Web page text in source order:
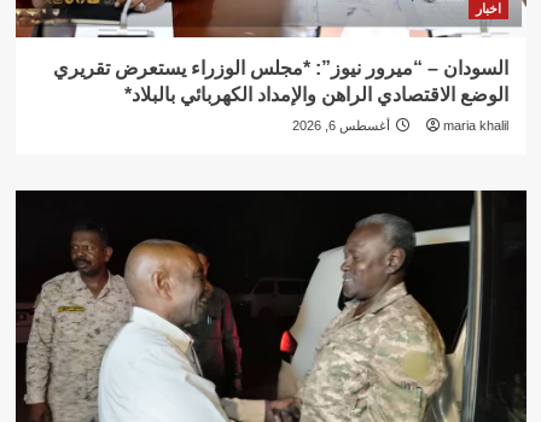
اخبار
السودان – “ميرور نيوز”: *مجلس الوزراء يستعرض تقريري
الوضع الاقتصادي الراهن والإمداد الكهربائي بالبلاد*
maria khalil أغسطس 6, 2026